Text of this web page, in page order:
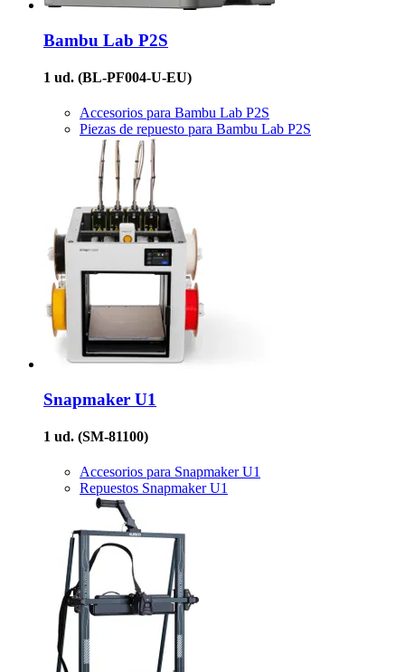
Bambu Lab P2S
1 ud. (BL-PF004-U-EU)
Accesorios para Bambu Lab P2S
Piezas de repuesto para Bambu Lab P2S
Snapmaker U1
1 ud. (SM-81100)
Accesorios para Snapmaker U1
Repuestos Snapmaker U1